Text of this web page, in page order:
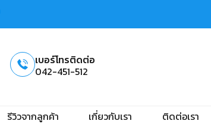
เบอร์โทรติดต่อ
042-451-512
รีวิวจากลูกค้า เกี่ยวกับเรา ติดต่อเรา